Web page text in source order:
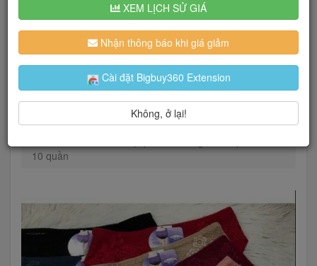
Tìm kiếm
Người dùng đang quan tâm đến 🔥...
Trang chủ Thời Trang Nữ Đồ lót
Quần lót
10 quần
XEM LỊCH SỬ GIÁ
Nhận thông báo khi giá giảm
Cài đặt Bigbuy360 Extension
Không, ở lại!